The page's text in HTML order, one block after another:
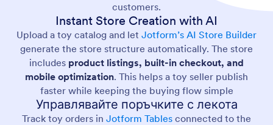
customers.
Instant Store Creation with AI
Upload a toy catalog and let Jotform’s AI Store Builder
generate the store structure automatically. The store
includes product listings, built-in checkout, and
mobile optimization. This helps a toy seller publish
faster while keeping the buying flow simple
Управлявайте поръчките с лекота
Track toy orders in Jotform Tables connected to the